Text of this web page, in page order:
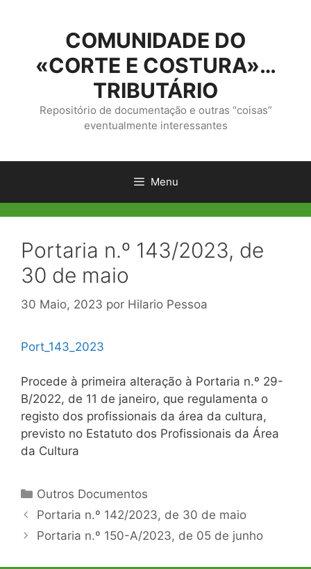
conteúdo
COMUNIDADE DO
«CORTE E COSTURA»…
TRIBUTÁRIO
Repositório de documentação e outras “coisas”
eventualmente interessantes
Menu
Portaria n.º 143/2023, de
30 de maio
30 Maio, 2023 por Hilario Pessoa
Port_143_2023
Procede à primeira alteração à Portaria n.º 29-
B/2022, de 11 de janeiro, que regulamenta o
registo dos profissionais da área da cultura,
previsto no Estatuto dos Profissionais da Área
da Cultura
Categorias
Outros Documentos
Navegação
de
Portaria n.º 142/2023, de 30 de maio
Portaria n.º 150-A/2023, de 05 de junho